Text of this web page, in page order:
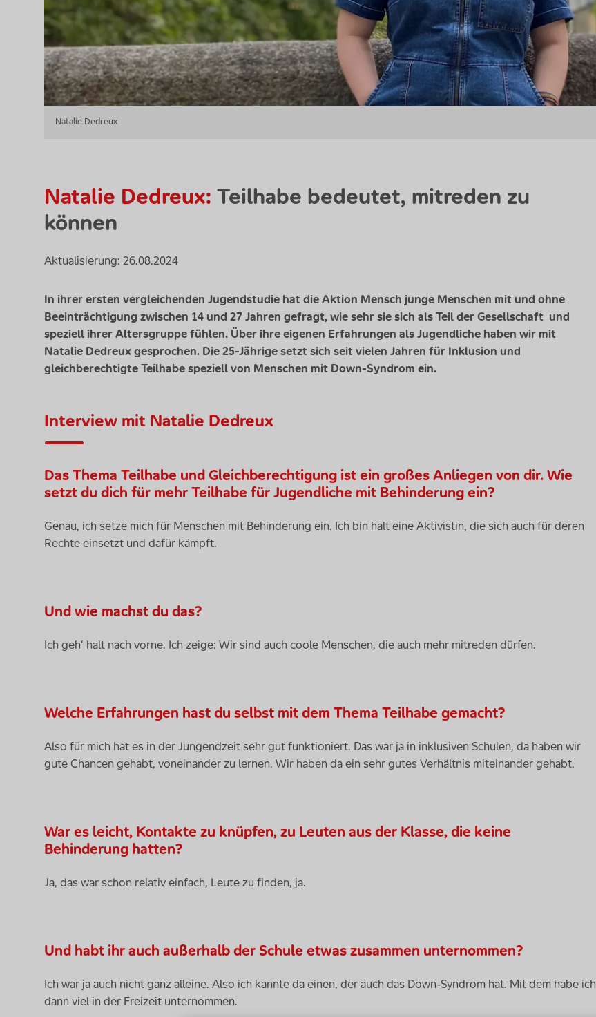
Natalie Dedreux
Natalie Dedreux: Teilhabe bedeutet, mitreden zu
können
Aktualisierung: 26.08.2024
In ihrer ersten vergleichenden Jugendstudie hat die Aktion Mensch junge Menschen mit und ohne
Beeinträchtigung zwischen 14 und 27 Jahren gefragt, wie sehr sie sich als Teil der Gesellschaft und
speziell ihrer Altersgruppe fühlen. Über ihre eigenen Erfahrungen als Jugendliche haben wir mit
Natalie Dedreux gesprochen. Die 25-Jährige setzt sich seit vielen Jahren für Inklusion und
gleichberechtigte Teilhabe speziell von Menschen mit Down-Syndrom ein.
Interview mit Natalie Dedreux
Das Thema Teilhabe und Gleichberechtigung ist ein großes Anliegen von dir. Wie
setzt du dich für mehr Teilhabe für Jugendliche mit Behinderung ein?
Genau, ich setze mich für Menschen mit Behinderung ein. Ich bin halt eine Aktivistin, die sich auch für deren
Rechte einsetzt und dafür kämpft.
Und wie machst du das?
Ich geh' halt nach vorne. Ich zeige: Wir sind auch coole Menschen, die auch mehr mitreden dürfen.
Welche Erfahrungen hast du selbst mit dem Thema Teilhabe gemacht?
Also für mich hat es in der Jungendzeit sehr gut funktioniert. Das war ja in inklusiven Schulen, da haben wir
gute Chancen gehabt, voneinander zu lernen. Wir haben da ein sehr gutes Verhältnis miteinander gehabt.
War es leicht, Kontakte zu knüpfen, zu Leuten aus der Klasse, die keine
Behinderung hatten?
Ja, das war schon relativ einfach, Leute zu finden, ja.
Und habt ihr auch außerhalb der Schule etwas zusammen unternommen?
Ich war ja auch nicht ganz alleine. Also ich kannte da einen, der auch das Down-Syndrom hat. Mit dem habe ich
dann viel in der Freizeit unternommen.